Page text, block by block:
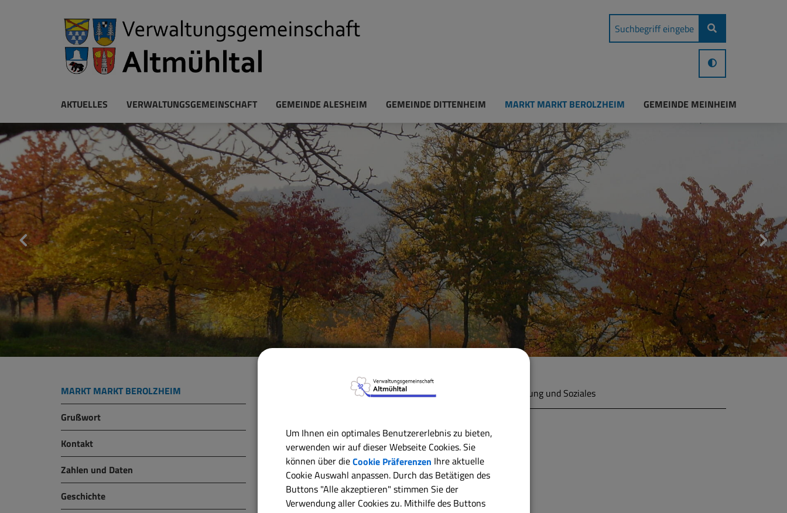
AKTUELLES VERWALTUNGSGEMEINSCHAFT GEMEINDE ALESHEIM GEMEINDE DITTENHEIM MARKT MARKT BEROLZHEIM GEMEINDE MEINHEIM
MARKT MARKT BEROLZHEIM
Grußwort
Kontakt
Zahlen und Daten
Geschichte
Verwaltungsgemeinschaft Markt Markt Berolzheim Bildung und Soziales
Schulen
Kindergarten
Erwachsenenbildung - vhs
Um Ihnen ein optimales Benutzererlebnis zu bieten,
verwenden wir auf dieser Webseite Cookies. Sie
können über dieCookie Präferenzen Ihre aktuelle
Cookie Auswahl anpassen. Durch das Betätigen des
Buttons "Alle akzeptieren" stimmen Sie der
Verwendung aller Cookies zu. Mithilfe des Buttons